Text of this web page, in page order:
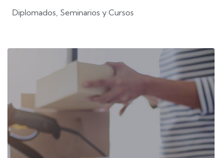
Diplomados, Seminarios y Cursos